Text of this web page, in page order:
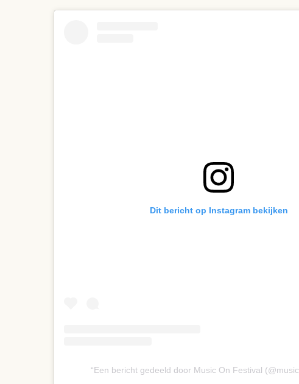
Dit bericht op Instagram bekijken
Een bericht gedeeld door Music On Festival